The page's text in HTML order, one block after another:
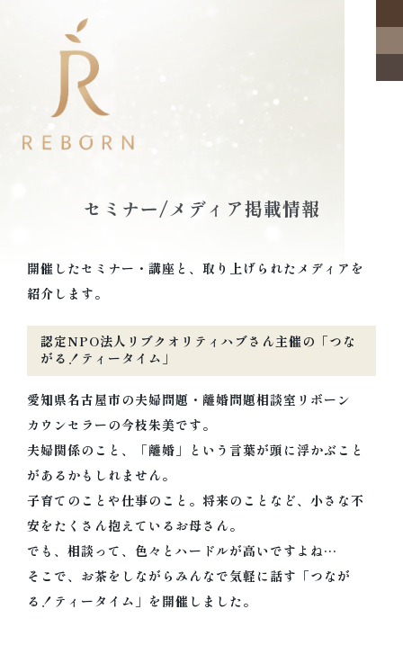
セミナー/メディア掲載情報
婦カウンセリング リボーン
夫婦カウンセリング/おひとりでの夫婦問題相談を対
面/電話/オンラインで。名古屋で夫婦問題や離婚前
の相談、再構築やセックスレス、面会交流や共同養
育、DVやモラハラ等に悩む方を、それぞれの幸せに
導く。離婚カウンセラーであり面会交流事業経営者
の今枝朱美が、子供の権利を尊重した解決。
開催したセミナー・講座と、取り上げられたメディアを
紹介します。
認定NPO法人リブクオリティハブさん主催の「つな
がる！ティータイム」
愛知県名古屋市の夫婦問題・離婚問題相談室リボーン
カウンセラーの今枝朱美です。
夫婦関係のこと、「離婚」という言葉が頭に浮かぶこと
があるかもしれません。
子育てのことや仕事のこと。将来のことなど、小さな不
安をたくさん抱えているお母さん。
でも、相談って、色々とハードルが高いですよね…
そこで、お茶をしながらみんなで気軽に話す「つなが
る！ティータイム」を開催しました。